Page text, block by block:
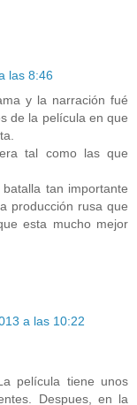
las 8:46
y la narración fué
de la película en que
tal como las que
tan importante
producción rusa que
esta mucho mejor
a las 10:22
película tiene unos
Despues, en la